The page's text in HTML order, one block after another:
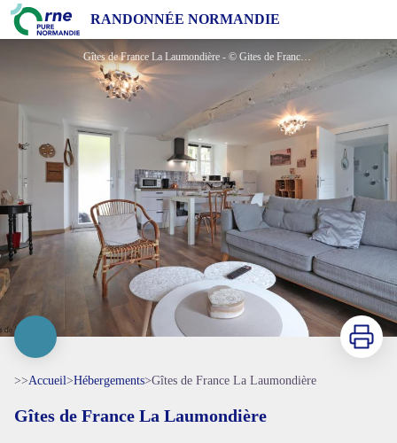
RANDONNÉE NORMANDIE
Gîtes de France La Laumondière
Gîtes de France La Laumondière - © Gites de France Orne
Imprimer
>>Accueil>Hébergements>Gîtes de France La Laumondière
Gîtes de France La Laumondière